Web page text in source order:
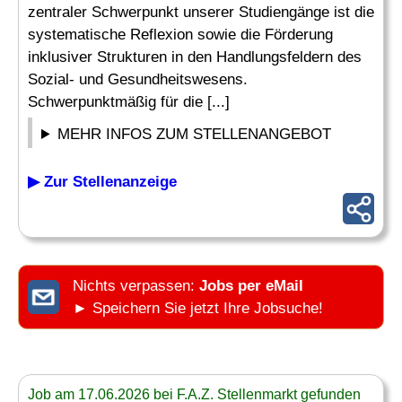
zentraler Schwerpunkt unserer Studiengänge ist die
systematische Reflexion sowie die Förderung
inklusiver Strukturen in den Handlungsfeldern des
Sozial- und Gesundheitswesens.
Schwerpunktmäßig für die [...]
MEHR INFOS ZUM STELLENANGEBOT
▶ Zur Stellenanzeige
Nichts verpassen: Jobs per eMail
► Speichern Sie jetzt Ihre Jobsuche!
Job am 17.06.2026 bei F.A.Z. Stellenmarkt gefunden